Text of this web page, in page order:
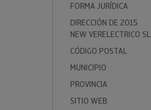
FORMA JURÍDICA
DIRECCIÓN DE 2015
NEW VERELECTRICO SL
CÓDIGO POSTAL
MUNICIPIO
PROVINCIA
SITIO WEB